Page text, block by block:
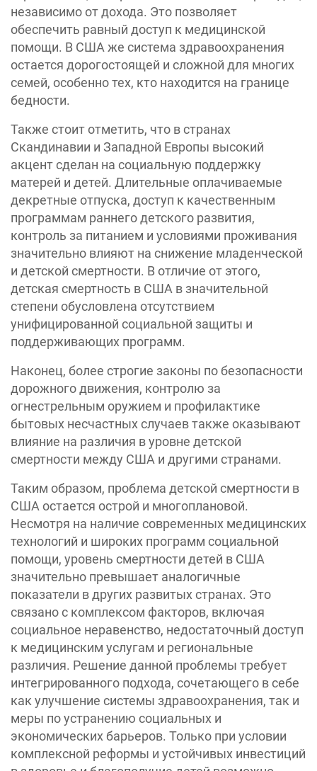
независимо от дохода. Это позволяет
обеспечить равный доступ к медицинской
помощи. В США же система здравоохранения
остается дорогостоящей и сложной для многих
семей, особенно тех, кто находится на границе
бедности.
Также стоит отметить, что в странах
Скандинавии и Западной Европы высокий
акцент сделан на социальную поддержку
матерей и детей. Длительные оплачиваемые
декретные отпуска, доступ к качественным
программам раннего детского развития,
контроль за питанием и условиями проживания
значительно влияют на снижение младенческой
и детской смертности. В отличие от этого,
детская смертность в США в значительной
степени обусловлена отсутствием
унифицированной социальной защиты и
поддерживающих программ.
Наконец, более строгие законы по безопасности
дорожного движения, контролю за
огнестрельным оружием и профилактике
бытовых несчастных случаев также оказывают
влияние на различия в уровне детской
смертности между США и другими странами.
Таким образом, проблема детской смертности в
США остается острой и многоплановой.
Несмотря на наличие современных медицинских
технологий и широких программ социальной
помощи, уровень смертности детей в США
значительно превышает аналогичные
показатели в других развитых странах. Это
связано с комплексом факторов, включая
социальное неравенство, недостаточный доступ
к медицинским услугам и региональные
различия. Решение данной проблемы требует
интегрированного подхода, сочетающего в себе
как улучшение системы здравоохранения, так и
меры по устранению социальных и
экономических барьеров. Только при условии
комплексной реформы и устойчивых инвестиций